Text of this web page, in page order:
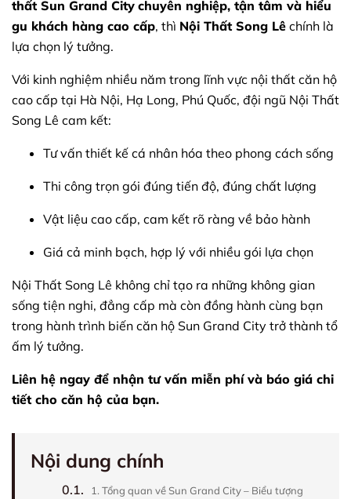
thất Sun Grand City chuyên nghiệp, tận tâm và hiểu
gu khách hàng cao cấp, thì Nội Thất Song Lê chính là
lựa chọn lý tưởng.
Với kinh nghiệm nhiều năm trong lĩnh vực nội thất căn hộ
cao cấp tại Hà Nội, Hạ Long, Phú Quốc, đội ngũ Nội Thất
Song Lê cam kết:
Tư vấn thiết kế cá nhân hóa theo phong cách sống
Thi công trọn gói đúng tiến độ, đúng chất lượng
Vật liệu cao cấp, cam kết rõ ràng về bảo hành
Giá cả minh bạch, hợp lý với nhiều gói lựa chọn
Nội Thất Song Lê không chỉ tạo ra những không gian
sống tiện nghi, đẳng cấp mà còn đồng hành cùng bạn
trong hành trình biến căn hộ Sun Grand City trở thành tổ
ấm lý tưởng.
Liên hệ ngay để nhận tư vấn miễn phí và báo giá chi
tiết cho căn hộ của bạn.
Nội dung chính
0.1.
1. Tổng quan về Sun Grand City – Biểu tượng